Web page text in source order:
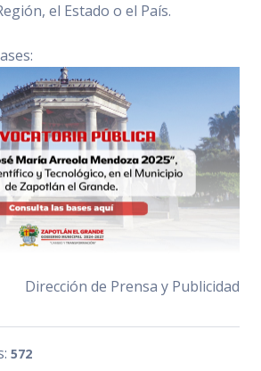
el Estado o el País.
Dirección de Prensa y Publicidad
572